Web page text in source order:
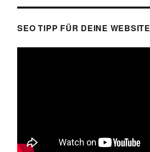
Muenchen
Paulaner
SEO TIPP FÜR DEINE WEBSITE